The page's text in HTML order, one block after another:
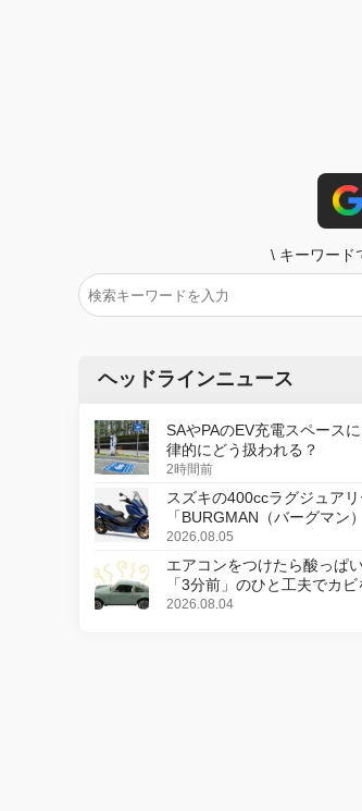
\ キーワード
ヘッドラインニュース
SAやPAのEV充電スペース
律的にどう扱われる？
2時間前
スズキの400ccラグジュア
「BURGMAN（バーグマン
更し、8月18日に発売
2026.08.05
エアコンをつけたら酸っぱ
「3分前」のひと工夫でカ
2026.08.04